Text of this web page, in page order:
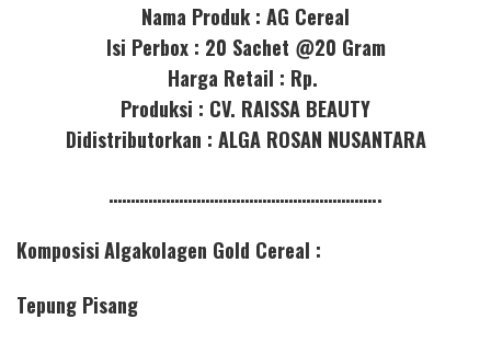
Nama Produk : AG Cereal
Isi Perbox : 20 Sachet @20 Gram
Harga Retail : Rp.
Produksi : CV. RAISSA BEAUTY
Didistributorkan : ALGA ROSAN NUSANTARA
……………………………………………………..
KomposisiAlgakolagen Gold Cereal :
Tepung Pisang